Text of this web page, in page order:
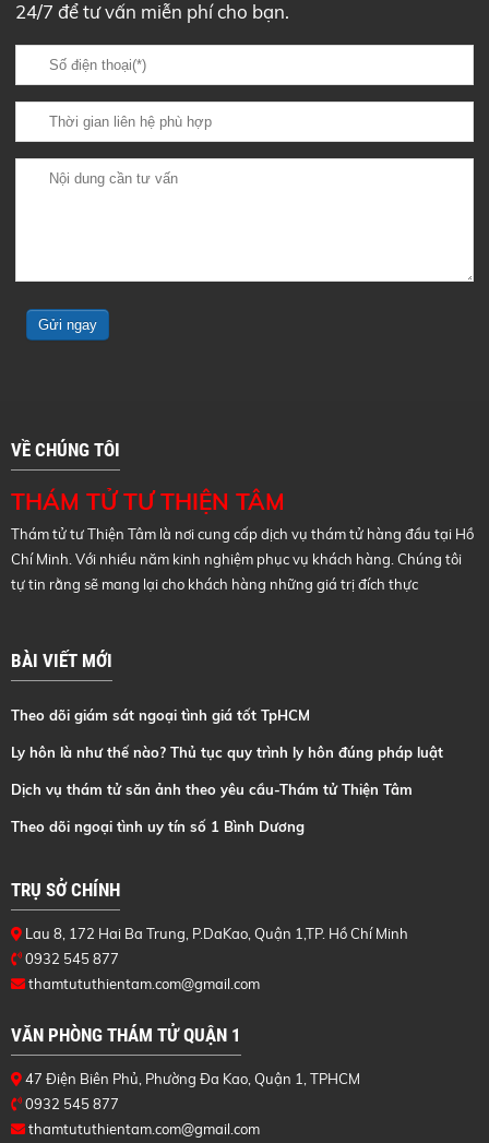
24/7 để tư vấn miễn phí cho bạn.
VỀ CHÚNG TÔI
THÁM TỬ TƯ THIỆN TÂM
Thám tử tư Thiện Tâm là nơi cung cấp dịch vụ thám tử hàng đầu tại Hồ
Chí Minh. Với nhiều năm kinh nghiệm phục vụ khách hàng. Chúng tôi
tự tin rằng sẽ mang lại cho khách hàng những giá trị đích thực
BÀI VIẾT MỚI
Theo dõi giám sát ngoại tình giá tốt TpHCM
Ly hôn là như thế nào? Thủ tục quy trình ly hôn đúng pháp luật
Dịch vụ thám tử săn ảnh theo yêu cầu-Thám tử Thiện Tâm
Theo dõi ngoại tình uy tín số 1 Bình Dương
TRỤ SỞ CHÍNH
Lau 8, 172 Hai Ba Trung, P.DaKao, Quận 1,TP. Hồ Chí Minh
0932 545 877
thamtututhientam.com@gmail.com
VĂN PHÒNG THÁM TỬ QUẬN 1
47 Điện Biên Phủ, Phường Đa Kao, Quận 1, TPHCM
0932 545 877
thamtututhientam.com@gmail.com